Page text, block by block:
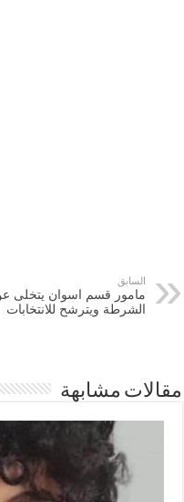
السابق
مامور قسم اسوان يتخلى
الشرطة ويترشح للانتخابات
مقالات مشابهة